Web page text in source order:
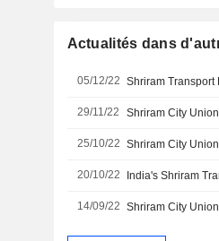
Actualités dans
05/12/22
29/11/22
25/10/22 Shriram City
20/10/22 India's Shriram
14/09/22 Shriram City